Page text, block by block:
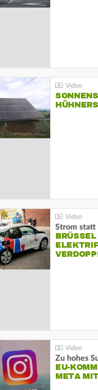
Strom statt
Zu hohes
EU-
META